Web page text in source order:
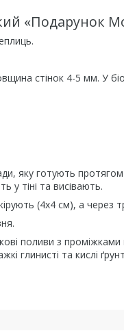
«Подарунок
стінок 4-5 мм. У
яку готують
у тіні та висівають.
(4х4 см), а
поливи з
глинисті та кислі